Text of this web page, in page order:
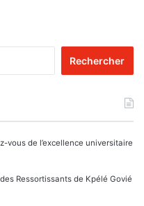
vous de l’excellence universitaire
Ressortissants de Kpélé Govié